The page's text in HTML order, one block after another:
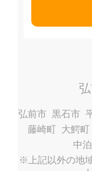
弘前市 黒石市
藤崎町 大鰐町
中
※上記以外の地